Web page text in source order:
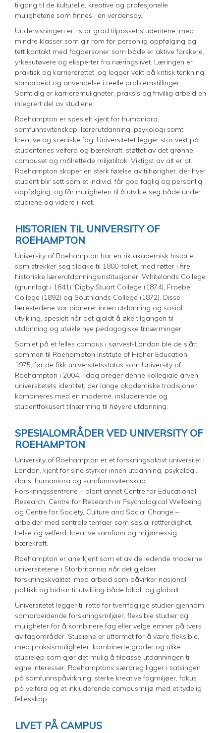
tilgang til de kulturelle, kreative og profesjonelle
mulighetene som finnes i en verdensby.
Undervisningen er i stor grad tilpasset studentene, med
mindre klasser som gir rom for personlig oppfølging og
tett kontakt med fagpersoner som både er aktive forskere,
yrkesutøvere og eksperter fra næringslivet. Læringen er
praktisk og karriererettet, og legger vekt på kritisk tenkning,
samarbeid og anvendelse i reelle problemstillinger.
Samtidig er karrieremuligheter, praksis og frivillig arbeid en
integrert del av studiene.
Roehampton er spesielt kjent for humaniora,
samfunnsvitenskap, lærerutdanning, psykologi samt
kreative og sceniske fag. Universitetet legger stor vekt på
studentenes velferd og bærekraft, støttet av det grønne
campuset og målrettede miljøtiltak. Viktigst av alt er at
Roehampton skaper en sterk følelse av tilhørighet, der hver
student blir sett som et individ, får god faglig og personlig
oppfølging, og får muligheten til å utvikle seg både under
studiene og videre i livet.
HISTORIEN TIL UNIVERSITY OF
ROEHAMPTON
University of Roehampton har en rik akademisk historie
som strekker seg tilbake til 1800-tallet, med røtter i fire
historiske lærerutdanningsinstitusjoner: Whitelands College
(grunnlagt i 1841), Digby Stuart College (1874), Froebel
College (1892) og Southlands College (1872). Disse
lærestedene var pionerer innen utdanning og sosial
utvikling, spesielt når det gjaldt å øke tilgangen til
utdanning og utvikle nye pedagogiske tilnærminger.
Samlet på et felles campus i sørvest-London ble de slått
sammen til Roehampton Institute of Higher Education i
1975, før de fikk universitetsstatus som University of
Roehampton i 2004. I dag preger denne kollegiale arven
universitetets identitet, der lange akademiske tradisjoner
kombineres med en moderne, inkluderende og
studentfokusert tilnærming til høyere utdanning.
SPESIALOMRÅDER VED UNIVERSITY OF
ROEHAMPTON
University of Roehampton er et forskningsaktivt universitet i
London, kjent for sine styrker innen utdanning, psykologi,
dans, humaniora og samfunnsvitenskap.
Forskningssentrene – blant annet Centre for Educational
Research, Centre for Research in Psychological Wellbeing
og Centre for Society, Culture and Social Change –
arbeider med sentrale temaer som sosial rettferdighet,
helse og velferd, kreative samfunn og miljømessig
bærekraft.
Roehampton er anerkjent som et av de ledende moderne
universitetene i Storbritannia når det gjelder
forskningskvalitet, med arbeid som påvirker nasjonal
politikk og bidrar til utvikling både lokalt og globalt.
Universitetet legger til rette for tverrfaglige studier gjennom
samarbeidende forskningsmiljøer, fleksible studier og
muligheter for å kombinere fag eller velge emner på tvers
av fagområder. Studiene er utformet for å være fleksible,
med praksismuligheter, kombinerte grader og ulike
studieløp som gjør det mulig å tilpasse utdanningen til
egne interesser. Roehamptons særpreg ligger i satsingen
på samfunnspåvirkning, sterke kreative fagmiljøer, fokus
på velferd og et inkluderende campusmiljø med et tydelig
fellesskap.
LIVET PÅ CAMPUS